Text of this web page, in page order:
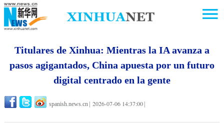
Titulares de Xinhua: Mientras la IA avanza a
pasos agigantados, China apuesta por un futuro
digital centrado en la gente
spanish.news.cn 2026-07-06 14:37:00